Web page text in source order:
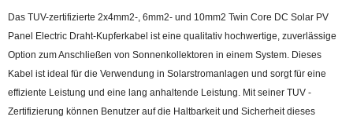
Das TUV-zertifizierte 2x4mm2-, 6mm2- und 10mm2 Twin Core DC Solar PV
Panel Electric Draht-Kupferkabel ist eine qualitativ hochwertige, zuverlässige
Option zum Anschließen von Sonnenkollektoren in einem System. Dieses
Kabel ist ideal für die Verwendung in Solarstromanlagen und sorgt für eine
effiziente Leistung und eine lang anhaltende Leistung. Mit seiner TUV -
Zertifizierung können Benutzer auf die Haltbarkeit und Sicherheit dieses